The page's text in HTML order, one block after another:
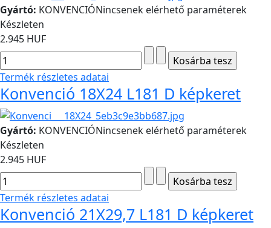
Gyártó: KONVENCIÓNincsenek elérhető paraméterek
Készleten
2.945 HUF
Termék részletes adatai
Konvenció 18X24 L181 D képkeret
Gyártó: KONVENCIÓNincsenek elérhető paraméterek
Készleten
2.945 HUF
Termék részletes adatai
Konvenció 21X29,7 L181 D képkeret